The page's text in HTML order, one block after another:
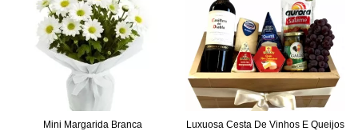
Mini Margarida Branca Luxuosa Cesta De Vinhos E Queijos